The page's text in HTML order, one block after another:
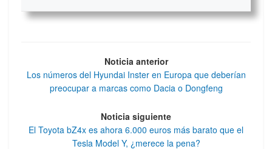
Noticia anterior
Los números del Hyundai Inster en Europa que deberían
preocupar a marcas como Dacia o Dongfeng
Noticia siguiente
El Toyota bZ4x es ahora 6.000 euros más barato que el
Tesla Model Y, ¿merece la pena?